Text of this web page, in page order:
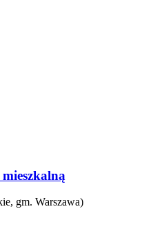
gm. Warszawa)